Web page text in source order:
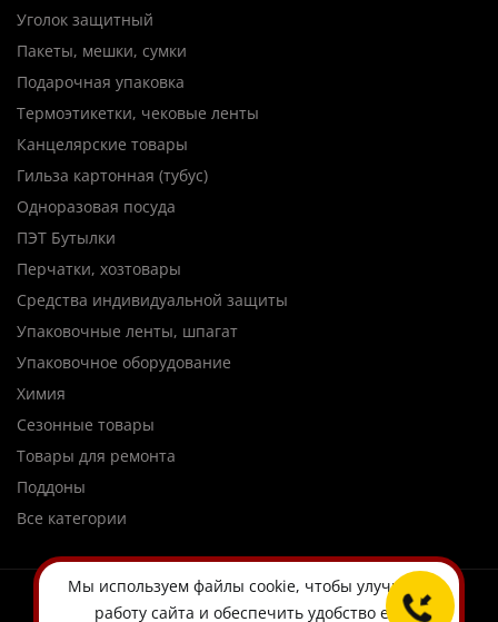
Уголок защитный
Пакеты, мешки, сумки
Подарочная упаковка
Термоэтикетки, чековые ленты
Канцелярские товары
Гильза картонная (тубус)
Одноразовая посуда
ПЭТ Бутылки
Перчатки, хозтовары
Средства индивидуальной защиты
Упаковочные ленты, шпагат
Упаковочное оборудование
Химия
Сезонные товары
Товары для ремонта
Поддоны
Все категории
Мы используем файлы cookie, чтобы улучшить
работу сайта и обеспечить удобство его